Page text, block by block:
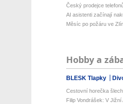
Český prodejce
AI asistenti začínají
Měsíc po požáru ve
Hobby a
BLESK Tlapky
Cestovní horečka
Filip Vondrášek: V